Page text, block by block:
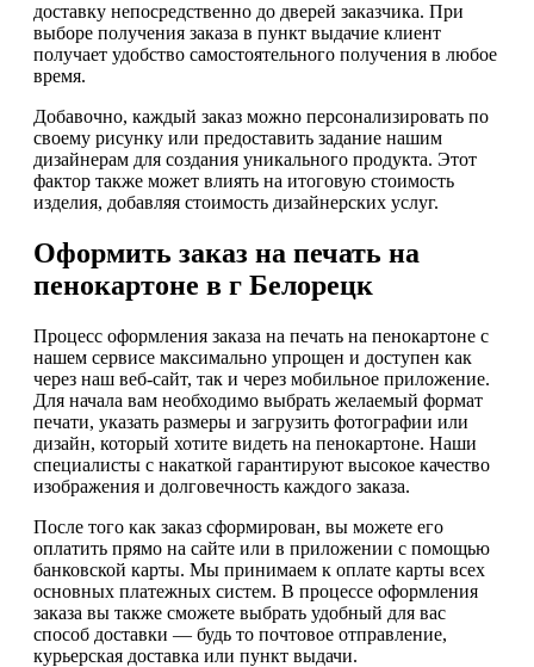
доставку непосредственно до дверей заказчика. При
выборе получения заказа в пункт выдачие клиент
получает удобство самостоятельного получения в любое
время.
Добавочно, каждый заказ можно персонализировать по
своему рисунку или предоставить задание нашим
дизайнерам для создания уникального продукта. Этот
фактор также может влиять на итоговую стоимость
изделия, добавляя стоимость дизайнерских услуг.
Оформить заказ на печать на
пенокартоне в г Белорецк
Процесс оформления заказа на печать на пенокартоне с
нашем сервисе максимально упрощен и доступен как
через наш веб-сайт, так и через мобильное приложение.
Для начала вам необходимо выбрать желаемый формат
печати, указать размеры и загрузить фотографии или
дизайн, который хотите видеть на пенокартоне. Наши
специалисты с накаткой гарантируют высокое качество
изображения и долговечность каждого заказа.
После того как заказ сформирован, вы можете его
оплатить прямо на сайте или в приложении с помощью
банковской карты. Мы принимаем к оплате карты всех
основных платежных систем. В процессе оформления
заказа вы также сможете выбрать удобный для вас
способ доставки — будь то почтовое отправление,
курьерская доставка или пункт выдачи.